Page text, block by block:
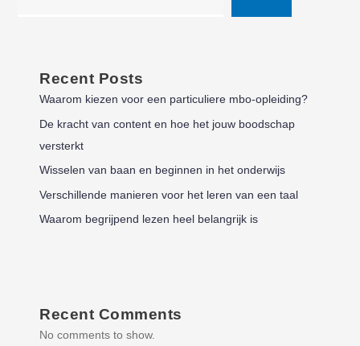
Recent Posts
Waarom kiezen voor een particuliere mbo-opleiding?
De kracht van content en hoe het jouw boodschap
versterkt
Wisselen van baan en beginnen in het onderwijs
Verschillende manieren voor het leren van een taal
Waarom begrijpend lezen heel belangrijk is
Recent Comments
No comments to show.